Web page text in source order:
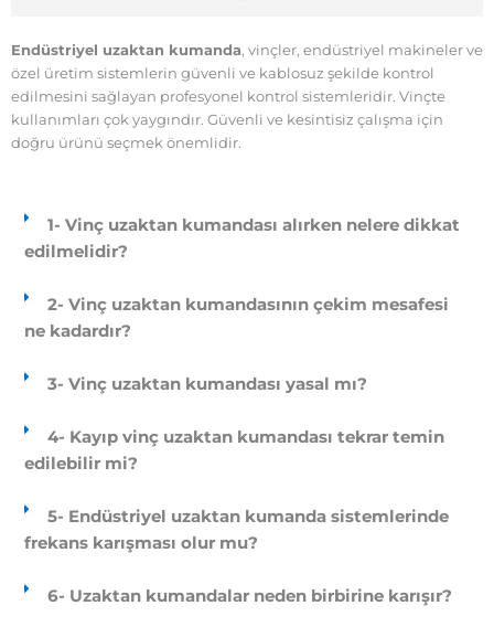
Endüstriyel uzaktan kumanda, vinçler, endüstriyel makineler ve
özel üretim sistemlerin güvenli ve kablosuz şekilde kontrol
edilmesini sağlayan profesyonel kontrol sistemleridir. Vinçte
kullanımları çok yaygındır. Güvenli ve kesintisiz çalışma için
doğru ürünü seçmek önemlidir.
1- Vinç uzaktan kumandası alırken nelere dikkat
edilmelidir?
2- Vinç uzaktan kumandasının çekim mesafesi
ne kadardır?
3- Vinç uzaktan kumandası yasal mı?
4- Kayıp vinç uzaktan kumandası tekrar temin
edilebilir mi?
5- Endüstriyel uzaktan kumanda sistemlerinde
frekans karışması olur mu?
6- Uzaktan kumandalar neden birbirine karışır?